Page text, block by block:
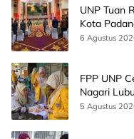
UNP Tuan
Kota
CEO EMGS
6 Agustus
FPP UNP
Nagari
5 Agustus